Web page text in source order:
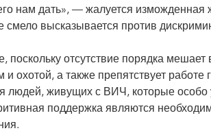
нам дать», — жалуется
смело высказывается против
поскольку отсутствие порядка мешает
охотой, а также препятствует работе
людей, живущих с ВИЧ, которые
поддержка являются